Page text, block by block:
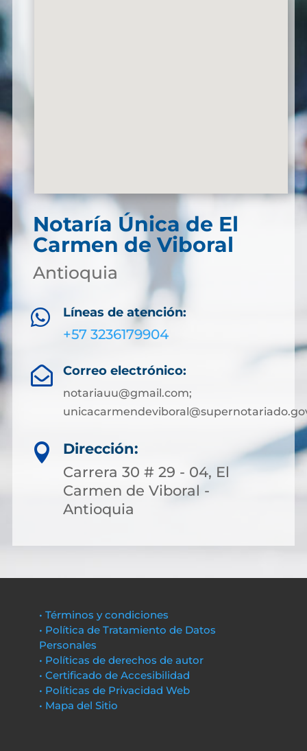
Notaría Única de El
Carmen de Viboral
Antioquia
 Líneas de atención:
+57 3236179904
 Correo electrónico:
notariauu@gmail.com;

Dirección:
Carrera 30 # 29 - 04, El
Carmen de Viboral -
Antioquia
• Términos y condiciones
• Política de Tratamiento de Datos
Personales
• Políticas de derechos de autor
• Certificado de Accesibilidad
• Políticas de Privacidad Web
• Mapa del Sitio